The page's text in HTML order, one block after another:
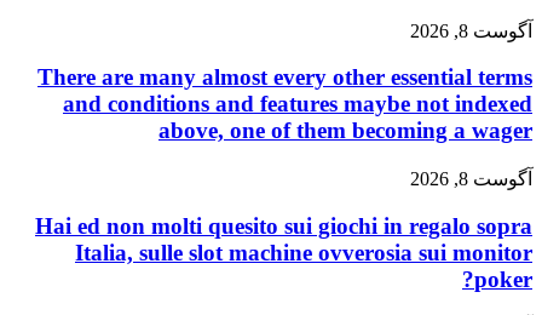
There are many almost every other
and conditions and features maybe not
above, one of them becoming
Hai ed non molti quesito sui giochi in
Italia, sulle slot machine ovverosia sui